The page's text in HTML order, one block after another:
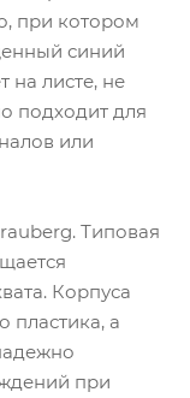
при котором
синий
на листе, не
подходит для
или
Типовая
Корпуса
пластика, а
при